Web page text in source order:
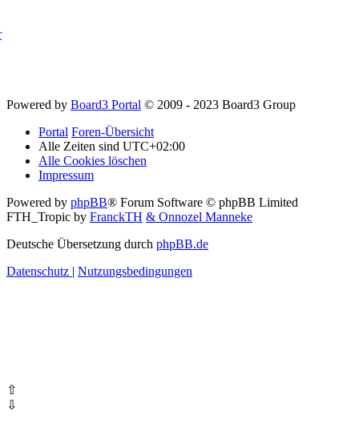
Powered by Board3 Portal © 2009 - 2023 Board3 Group
Portal Foren-Übersicht
Alle Zeiten sind UTC+02:00
Alle Cookies löschen
Impressum
Powered by phpBB® Forum Software © phpBB Limited
FTH_Tropic by FranckTH & Onnozel Manneke
Deutsche Übersetzung durch phpBB.de
Datenschutz | Nutzungsbedingungen
⇧
⇩